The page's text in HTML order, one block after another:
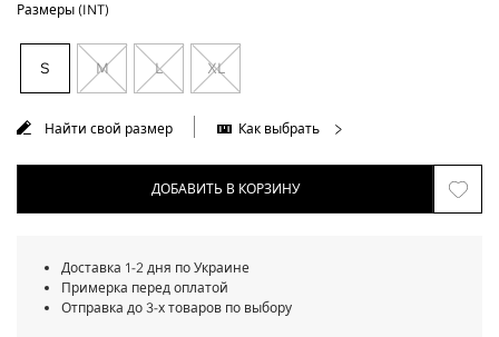
Размеры (INT)
S M L XL
Найти свой размер Как выбрать
ДОБАВИТЬ В КОРЗИНУ
Доставка 1-2 дня по Украине
Примерка перед оплатой
Отправка до 3-х товаров по выбору